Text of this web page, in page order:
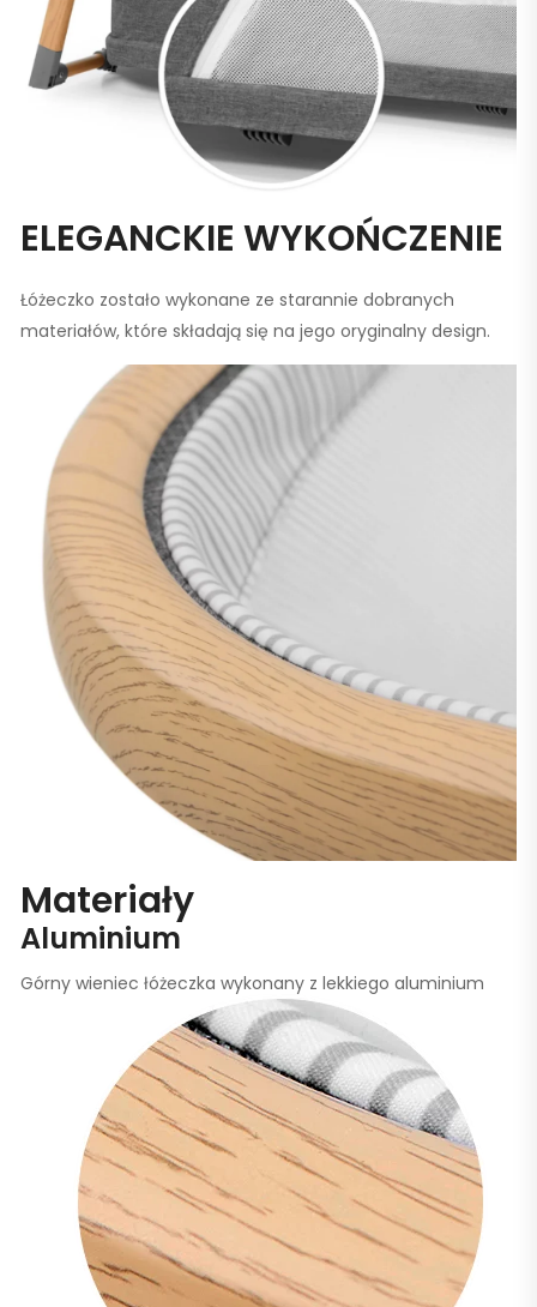
ELEGANCKIE WYKOŃCZENIE
Łóżeczko zostało wykonane ze starannie dobranych
materiałów, które składają się na jego oryginalny design.
Materiały
Aluminium
Górny wieniec łóżeczka wykonany z lekkiego aluminium